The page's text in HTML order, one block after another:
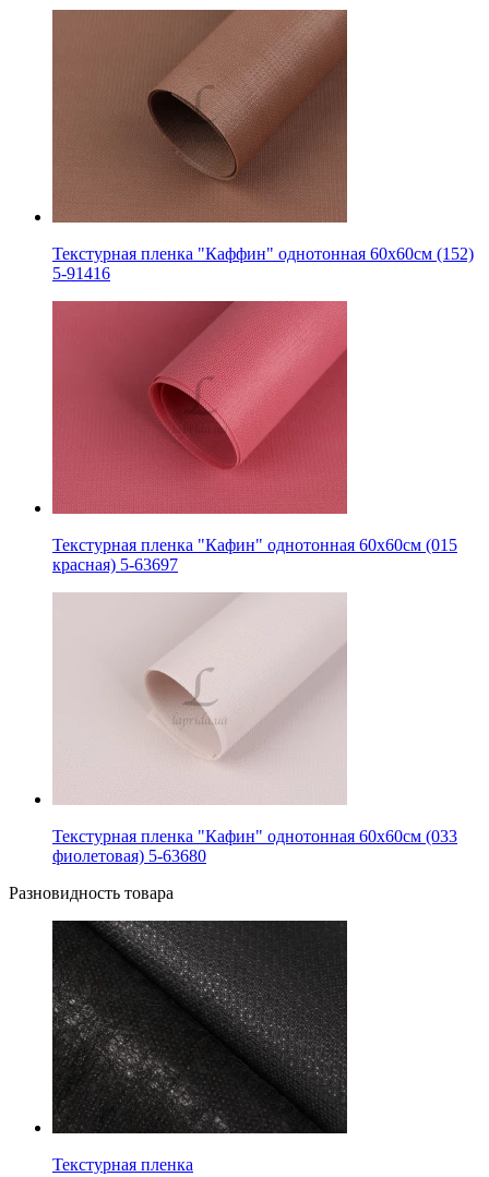
Текстурная пленка "Каффин" однотонная 60х60см (152)
5-91416
Текстурная пленка "Кафин" однотонная 60х60см (015
красная) 5-63697
Текстурная пленка "Кафин" однотонная 60х60см (033
фиолетовая) 5-63680
Разновидность товара
Текстурная пленка